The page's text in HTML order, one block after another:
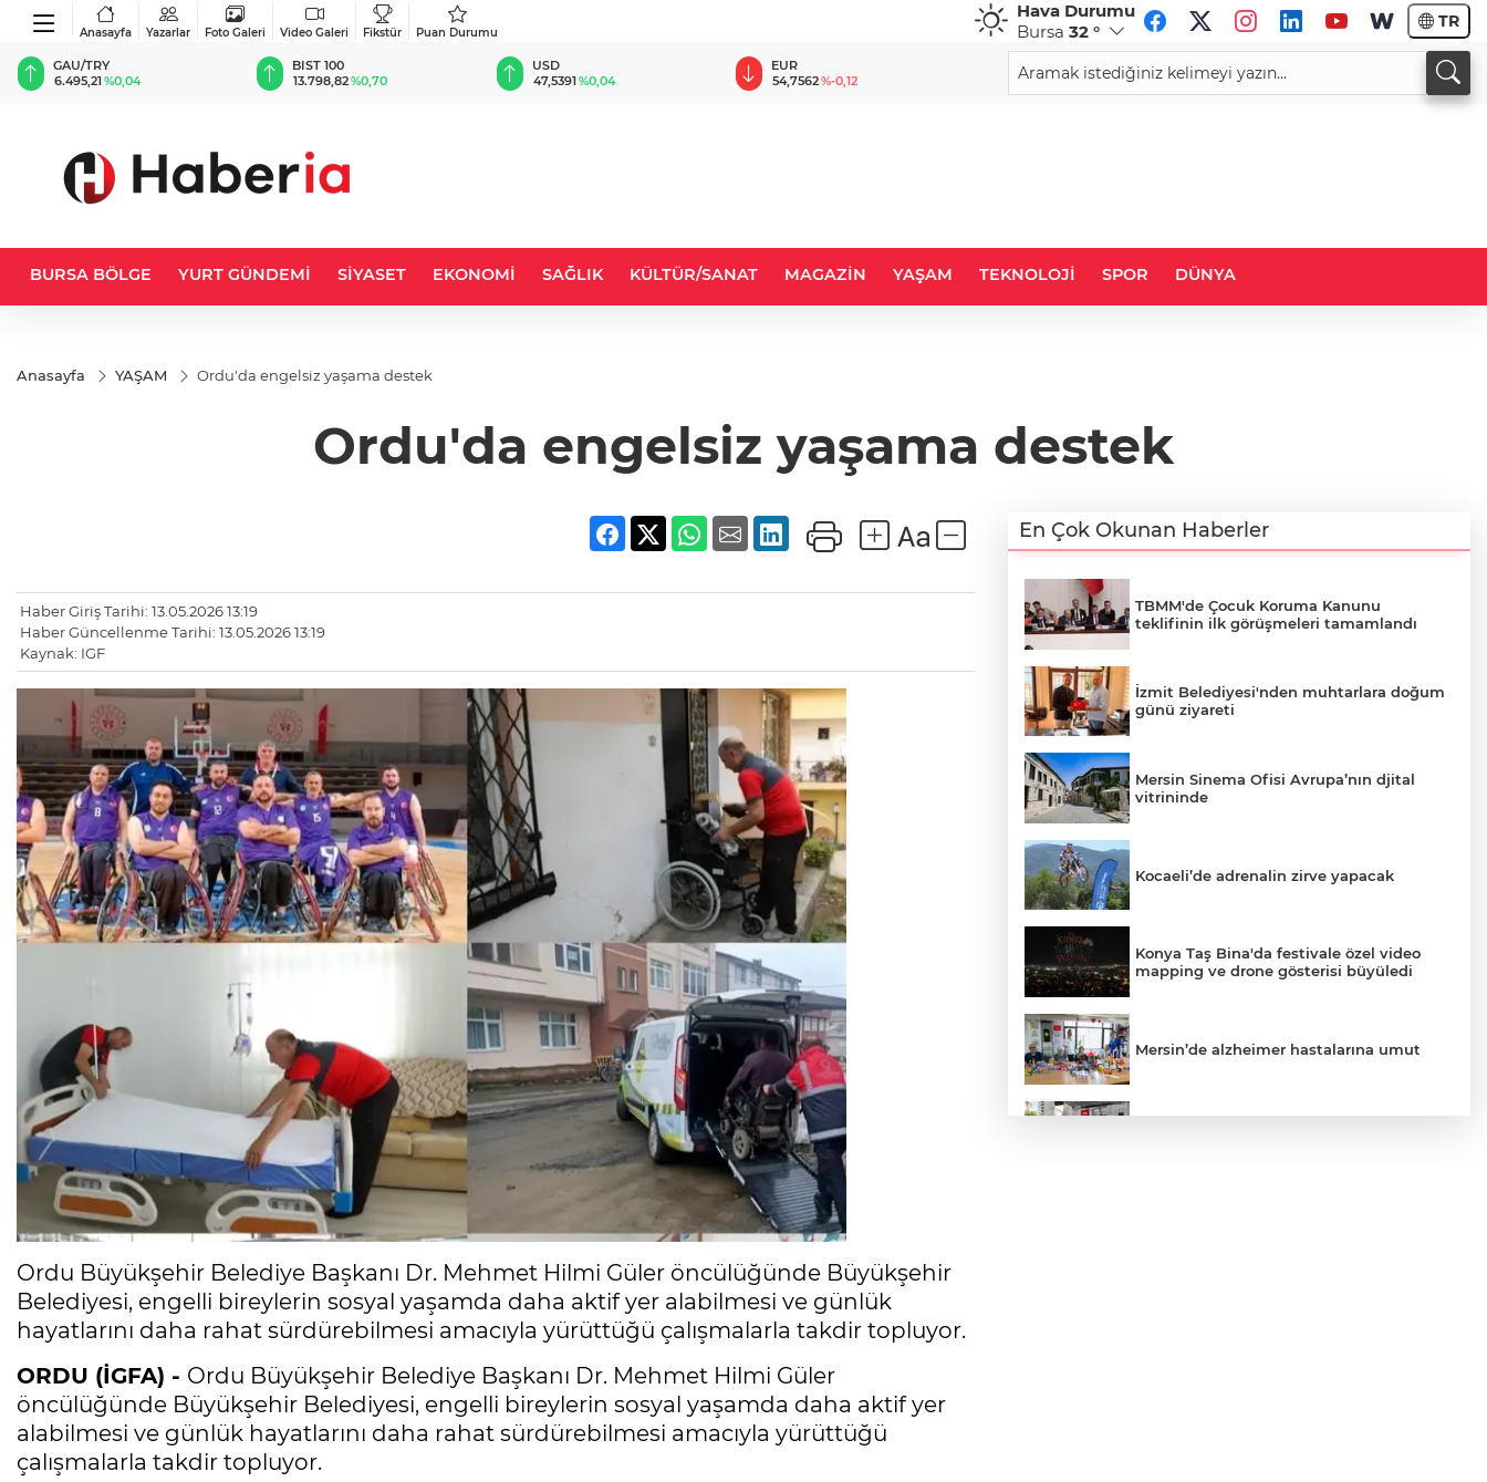
Anasayfa Yazarlar Foto Galeri Video Galeri Fikstür Puan Durumu
Hava Durumu
Bursa 32 ° TR
CHF
58,4377 %0,09
BURSA BÖLGE YURT GÜNDEMİ SİYASET EKONOMİ SAĞLIK KÜLTÜR/SANAT MAGAZİN YAŞAM TEKNOLOJİ SPOR DÜNYA
Anasayfa YAŞAM Ordu'da engelsiz yaşama destek
Ordu'da engelsiz yaşama destek
Haber Giriş Tarihi: 13.05.2026 13:19
Haber Güncellenme Tarihi: 13.05.2026 13:19
Kaynak: IGF
Ordu Büyükşehir Belediye Başkanı Dr. Mehmet Hilmi Güler öncülüğünde Büyükşehir
Belediyesi, engelli bireylerin sosyal yaşamda daha aktif yer alabilmesi ve günlük
hayatlarını daha rahat sürdürebilmesi amacıyla yürüttüğü çalışmalarla takdir topluyor.
ORDU (İGFA) - Ordu Büyükşehir Belediye Başkanı Dr. Mehmet Hilmi Güler
öncülüğünde Büyükşehir Belediyesi, engelli bireylerin sosyal yaşamda daha aktif yer
alabilmesi ve günlük hayatlarını daha rahat sürdürebilmesi amacıyla yürüttüğü
çalışmalarla takdir topluyor.
En Çok Okunan Haberler
TBMM'de Çocuk Koruma Kanunu
teklifinin ilk görüşmeleri tamamlandı
İzmit Belediyesi'nden muhtarlara doğum
günü ziyareti
Mersin Sinema Ofisi Avrupa’nın djital
vitrininde
Kocaeli’de adrenalin zirve yapacak
Konya Taş Bina'da festivale özel video
mapping ve drone gösterisi büyüledi
Mersin’de alzheimer hastalarına umut